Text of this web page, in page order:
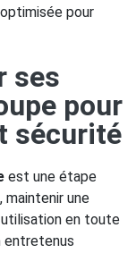
pour
ses
pour
sécurité
est une étape
une
en toute
entretenus